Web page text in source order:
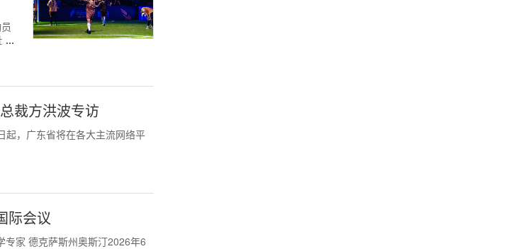
--
裁方洪波专访
，广东省将在各大主流网络平
际会议
专家 德克萨斯州奥斯汀2026年6